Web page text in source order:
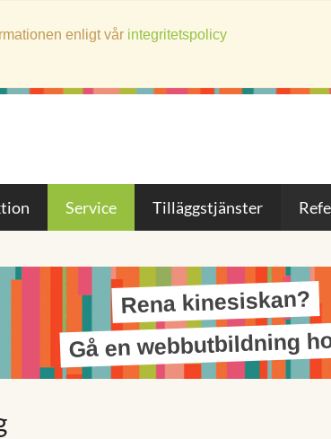
enligt vår integritetspolicy
Service Tilläggstjänster
Rena kinesiskan?
Gå en webbutbildning